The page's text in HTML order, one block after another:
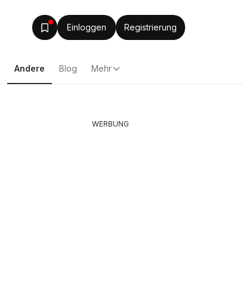
Einloggen Registrierung
Andere Blog Mehr
WERBUNG